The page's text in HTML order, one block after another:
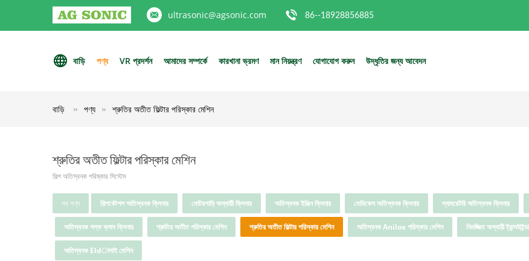
ultrasonic@agsonic.com 86--18928856885
বাড়ি পণ্য VR প্রদর্শন আমাদের সম্পর্কে কারখানা ভ্রমণ মান নিয়ন্ত্রণ যোগাযোগ করুন উদ্ধৃতির জন্য আবেদন
বাড়ি পণ্য শ্রুতির অতীত ফিল্টার পরিস্কার মেশিন
শ্রুতির অতীত ফিল্টার পরিস্কার মেশিন
শিল্প অতিস্বনক পরিষ্কার সিস্টেম
সব পণ্য শিল্পকৌশল অতিস্বনক ক্লিনার মোটরগাড়ি অস্থায়ী ক্লিনার অতিস্বনক ইঞ্জিন ক্লিনার মেডিকেল অতিস্বনক ক্লিনার ল্যাবরেটরি অতিস্বনক ক্লিনার
অতিস্বনক গল্ফ ক্লাব ক্লিনার শ্রুতির অতীত পরিস্কার মেশিন শ্রুতির অতীত ফিল্টার পরিস্কার মেশিন অতিস্বনক Anilox পরিস্কার মেশিন নিমজ্জিত অস্থায়ী
অতিস্বনক Eldালাই মেশিন